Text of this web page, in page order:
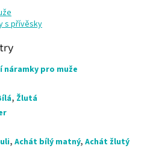
s přívěsky
náramky pro muže
, Žlutá
, Achát bílý matný, Achát žlutý